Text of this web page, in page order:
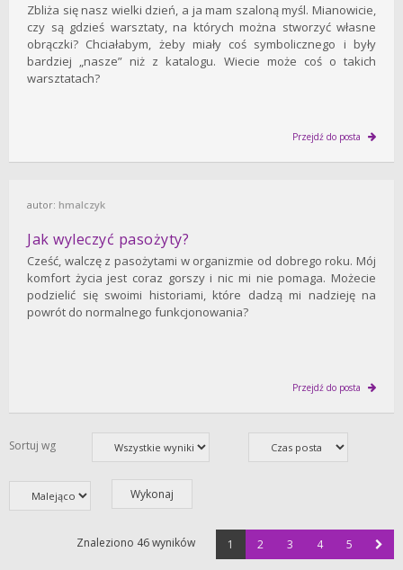
Zbliża się nasz wielki dzień, a ja mam szaloną myśl. Mianowicie,
czy są gdzieś warsztaty, na których można stworzyć własne
obrączki? Chciałabym, żeby miały coś symbolicznego i były
bardziej „nasze” niż z katalogu. Wiecie może coś o takich
warsztatach?
Przejdź do posta
autor: hmalczyk
Jak wyleczyć pasożyty?
Cześć, walczę z pasożytami w organizmie od dobrego roku. Mój
komfort życia jest coraz gorszy i nic mi nie pomaga. Możecie
podzielić się swoimi historiami, które dadzą mi nadzieję na
powrót do normalnego funkcjonowania?
Przejdź do posta
Sortuj wg
Znaleziono 46 wyników 1 2 3 4 5